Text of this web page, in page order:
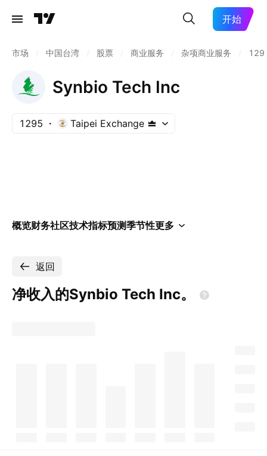
开始
市场 中国台湾 股票 商业服务 杂项商业服务
Synbio Tech Inc
1295 Taipei Exchange
概览财务社区技术指标预测季节性更多
返回
净收入的Synbio Tech Inc。